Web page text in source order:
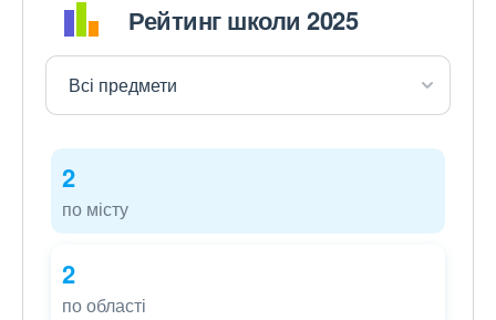
Рейтинг школи 2025
2
по місту
2
по області